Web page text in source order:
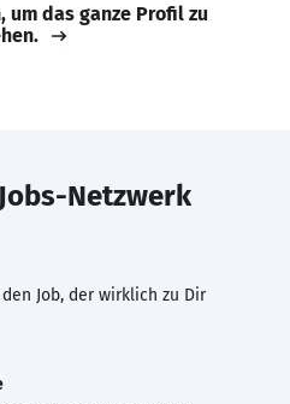
um das ganze Profil zu
Netzwerk
Job, der wirklich zu Dir